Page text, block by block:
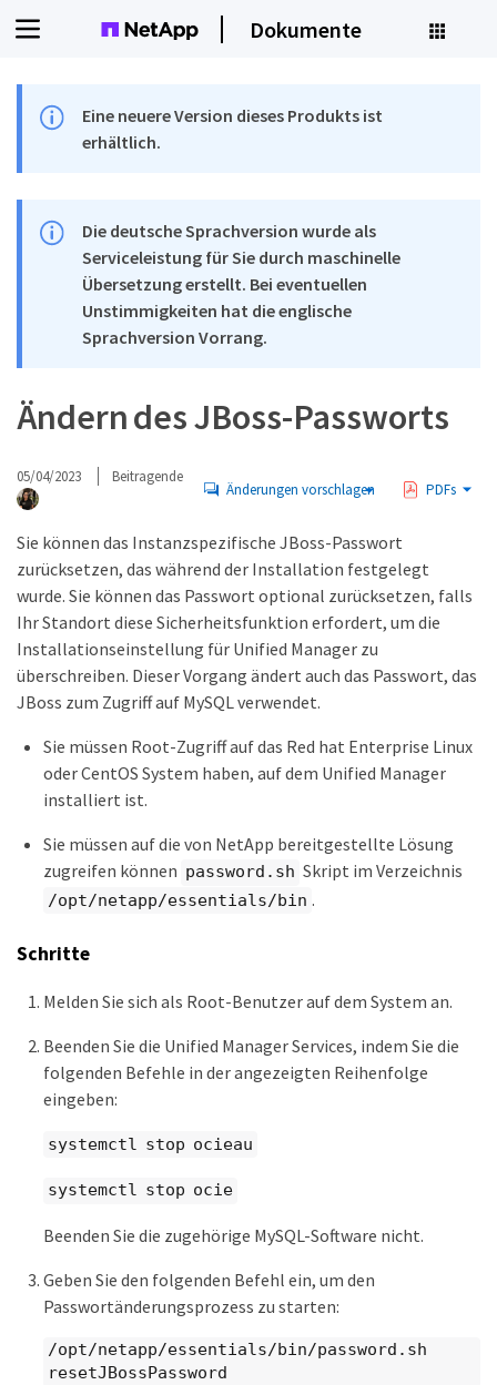
Dokumente
Eine neuere Version dieses Produkts ist
erhältlich.
Die deutsche Sprachversion wurde als
Serviceleistung für Sie durch maschinelle
Übersetzung erstellt. Bei eventuellen
Unstimmigkeiten hat die englische
Sprachversion Vorrang.
Ändern des JBoss-Passworts
05/04/2023 Beitragende
Änderungen vorschlagen PDFs
Sie können das Instanzspezifische JBoss-Passwort
zurücksetzen, das während der Installation festgelegt
wurde. Sie können das Passwort optional zurücksetzen, falls
Ihr Standort diese Sicherheitsfunktion erfordert, um die
Installationseinstellung für Unified Manager zu
überschreiben. Dieser Vorgang ändert auch das Passwort, das
JBoss zum Zugriff auf MySQL verwendet.
Sie müssen Root-Zugriff auf das Red hat Enterprise Linux
oder CentOS System haben, auf dem Unified Manager
installiert ist.
Sie müssen auf die von NetApp bereitgestellte Lösung
zugreifen können password.sh Skript im Verzeichnis
/opt/netapp/essentials/bin .
Schritte
Melden Sie sich als Root-Benutzer auf dem System an.
Beenden Sie die Unified Manager Services, indem Sie die
folgenden Befehle in der angezeigten Reihenfolge
eingeben:
systemctl stop ocieau
systemctl stop ocie
Beenden Sie die zugehörige MySQL-Software nicht.
Geben Sie den folgenden Befehl ein, um den
Passwortänderungsprozess zu starten:
/opt/netapp/essentials/bin/password.sh
resetJBossPassword